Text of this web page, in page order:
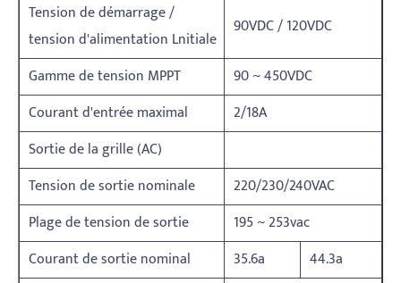
Tension de démarrage /
tension d'alimentation Lnitiale
90VDC / 120VDC
Gamme de tension MPPT
90 ~ 450VDC
Courant d'entrée maximal
2/18A
Sortie de la grille (AC)
Tension de sortie nominale
220/230/240VAC
Plage de tension de sortie
195 ~ 253vac
Courant de sortie nominal
35.6a
44.3a